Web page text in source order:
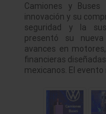
Camiones y
innovación y su
seguridad y la
presentó su
avances en
financieras
mexicanos. El